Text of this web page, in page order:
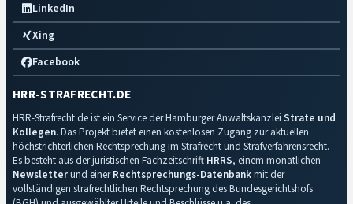
LinkedIn
Xing
Facebook
HRR-STRAFRECHT.DE
HRR-Strafrecht.de ist ein Service der Hamburger Anwaltskanzlei Strate und
Kollegen. Das Projekt bietet einen kostenlosen Zugang zur aktuellen
höchstrichterlichen Rechtsprechung im Strafrecht und Strafverfahrensrecht.
Es besteht aus der juristischen Fachzeitschrift HRRS, einem monatlichen
Newsletterund einerRechtsprechungs-Datenbankmit der
vollständigen strafrechtlichen Rechtsprechung des Bundesgerichtshofs